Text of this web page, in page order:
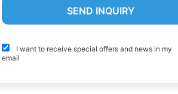
I want to receive special offers and news in my
email